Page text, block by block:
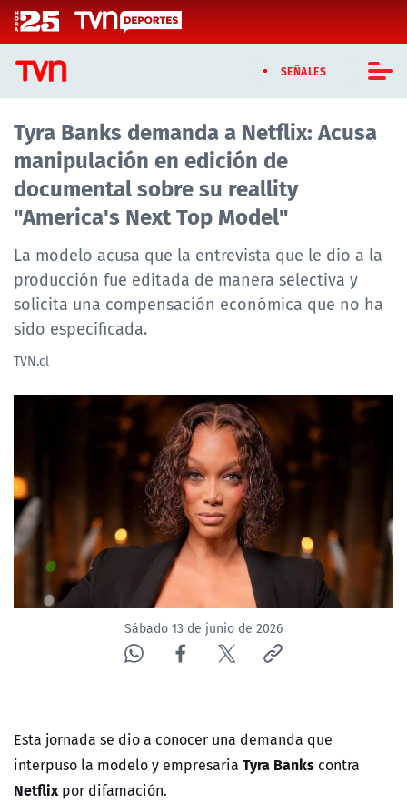
Click acá para ir directamente al contenido
SEÑALES
CASTING MASTERCHEF CHILE
CASTING TVN VERTICAL
TVN VERTICAL
TVN PLAY
PROGRAMAS
NTV
ACTUALIDAD Y TENDENCIAS
CORPORATIVO Y TRANSPARENCIA
CANAL DE DENUNCIAS
ÁREA DE PROYECTOS
Tyra Banks demanda a Netflix: Acusa
manipulación en edición de
documental sobre su reallity
"America's Next Top Model"
La modelo acusa que la entrevista que le dio a la
producción fue editada de manera selectiva y
solicita una compensación económica que no ha
sido especificada.
TVN.cl
Sábado 13 de junio de 2026
Esta jornada se dio a conocer una demanda que
interpuso la modelo y empresaria Tyra Banks contra
Netflixpor difamación.